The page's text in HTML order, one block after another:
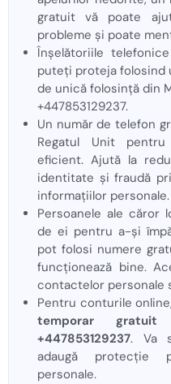
gratuit vă poate
probleme și poate
Înșelătoriile
puteți proteja folosind
de unică folosință din
+447853129237.
Un număr de telefon
Regatul Unit
eficient. Ajută la
identitate și fraudă
informațiilor personale.
Persoanele ale căror
de ei pentru a-și
pot folosi numere
funcționează bine.
contactelor personale
Pentru conturile
temporar
+447853129237. Va
adaugă protecție
personale.